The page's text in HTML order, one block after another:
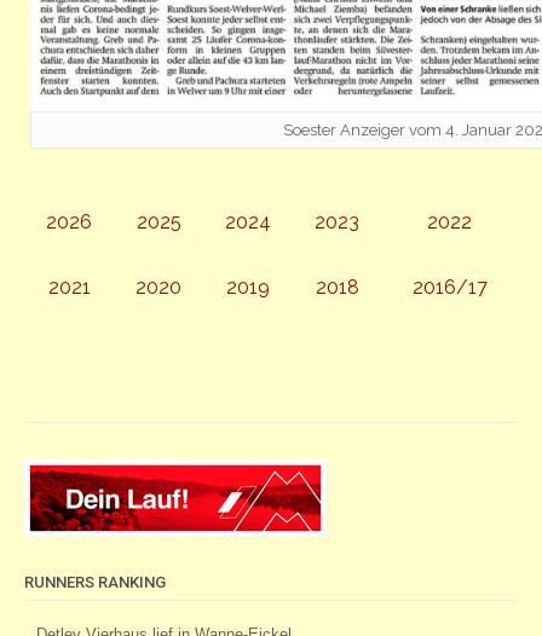
Soester Anzeiger vom 4. Januar
2026 2025 2024 2023 2022
2021 2020 2019 2018 2016/17
RUNNERS RANKING